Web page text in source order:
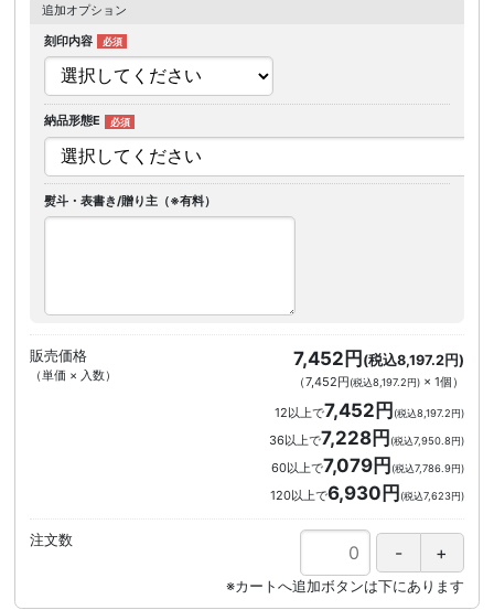
追加オプション
刻印内容
納品形態E
熨斗・表書き/贈り主（※有料）
販売価格
（単価 × 入数）
7,452円 (税込8,197.2円)
（7,452円(税込8,197.2円)× 1個 ）
12以上で7,452円(税込8,197.2円)
36以上で7,228円(税込7,950.8円)
60以上で7,079円(税込7,786.9円)
120以上で6,930円(税込7,623円)
注文数